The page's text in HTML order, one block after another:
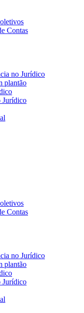
Contas
no Jurídico
plantão
Jurídico
Contas
no Jurídico
plantão
Jurídico